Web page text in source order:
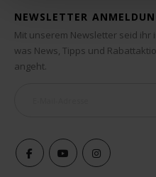
NEWSLETTER
Mit unserem Newsletter seid
was News, Tipps und
angeht.